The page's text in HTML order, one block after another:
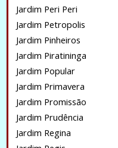
Jardim Peri Peri
Jardim Petropolis
Jardim Pinheiros
Jardim Piratininga
Jardim Popular
Jardim Primavera
Jardim Promissão
Jardim Prudência
Jardim Regina